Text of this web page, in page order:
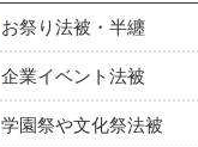
お祭り法被・半纏
企業イベント法被
学園祭や文化祭法被